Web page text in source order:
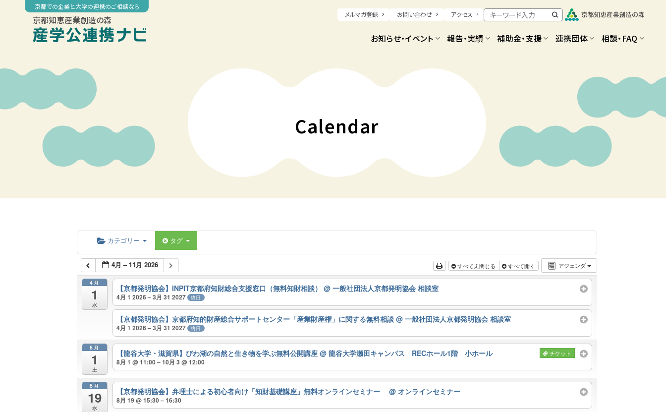
京都での企業と大学の連携のご相談なら
京都知恵産業創造の森 メルマガ登録 お問い合わせ アクセス
お知らせ・イベント 報告・実績 補助金・支援 連携団体 相談・FAQ
Calendar
カテゴリー タグ
アジェンダ
4月 – 11月 2026 すべてえ閉じる すべて開く
4月
1
水
【京都発明協会】INPIT京都府知財総合支援窓口（無料知財相談）@ 一般社団法人京都発明協会 相談室
4月 1 2026 – 3月 31 2027 終日
【京都発明協会】京都府知的財産総合サポートセンター「産業財産権」に関する無料相談@ 一般社団法人京都発明協会 相談室
4月 1 2026 – 3月 31 2027 終日
8月
1
土
【龍谷大学・滋賀県】びわ湖の自然と生き物を学ぶ無料公開講座@ 龍谷大学瀬田キャンパス RECホール1階 小ホール チケット
8月 1 @ 11:00 – 10月 3 @ 12:00
8月
19
水
【京都発明協会】弁理士による初心者向け「知財基礎講座」無料オンラインセミナー@ オンラインセミナー
8月 19 @ 15:30 – 16:30